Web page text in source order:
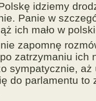
idziemy
Panie w
ich mało w
zapomnę
zatrzymaniu ich
sympatycznie, aż
do parlamentu to